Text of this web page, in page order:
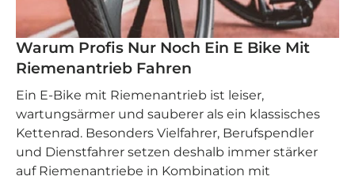
Warum Profis Nur Noch Ein E Bike Mit
Riemenantrieb Fahren
Ein E‑Bike mit Riemenantrieb ist leiser,
wartungsärmer und sauberer als ein klassisches
Kettenrad. Besonders Vielfahrer, Berufspendler
und Dienstfahrer setzen deshalb immer stärker
auf Riemenantriebe in Kombination mit